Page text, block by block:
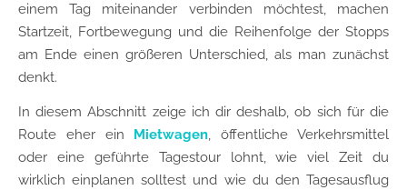
einem Tag miteinander verbinden möchtest, machen
Startzeit, Fortbewegung und die Reihenfolge der Stopps
am Ende einen größeren Unterschied, als man zunächst
denkt.
In diesem Abschnitt zeige ich dir deshalb, ob sich für die
Route eher ein Mietwagen, öffentliche Verkehrsmittel
oder eine geführte Tagestour lohnt, wie viel Zeit du
wirklich einplanen solltest und wie du den Tagesausflug